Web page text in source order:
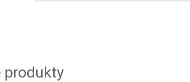
produkty